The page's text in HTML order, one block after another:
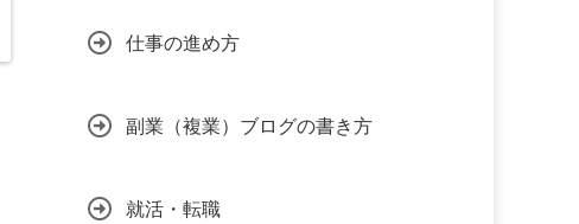
仕事の進め方
副業（複業）ブログの書き方
就活・転職